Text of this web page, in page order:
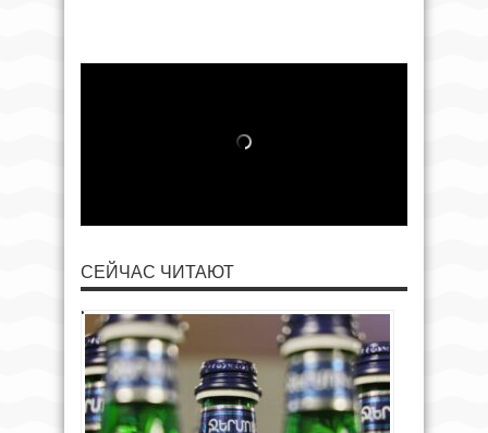
СЕЙЧАС ЧИТАЮТ